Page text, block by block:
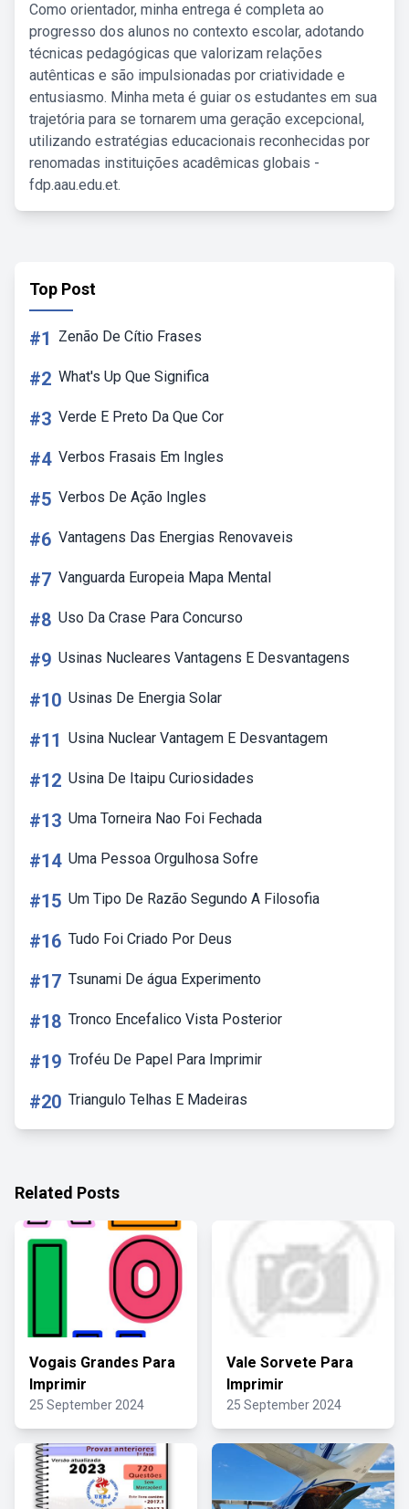
Como orientador, minha entrega é completa ao
progresso dos alunos no contexto escolar, adotando
técnicas pedagógicas que valorizam relações
autênticas e são impulsionadas por criatividade e
entusiasmo. Minha meta é guiar os estudantes em sua
trajetória para se tornarem uma geração excepcional,
utilizando estratégias educacionais reconhecidas por
renomadas instituições acadêmicas globais -
fdp.aau.edu.et.
Top Post
#1 Zenão De Cítio Frases
#2 What's Up Que Significa
#3 Verde E Preto Da Que Cor
#4 Verbos Frasais Em Ingles
#5 Verbos De Ação Ingles
#6 Vantagens Das Energias Renovaveis
#7 Vanguarda Europeia Mapa Mental
#8 Uso Da Crase Para Concurso
#9 Usinas Nucleares Vantagens E Desvantagens
#10 Usinas De Energia Solar
#11 Usina Nuclear Vantagem E Desvantagem
#12 Usina De Itaipu Curiosidades
#13 Uma Torneira Nao Foi Fechada
#14 Uma Pessoa Orgulhosa Sofre
#15 Um Tipo De Razão Segundo A Filosofia
#16 Tudo Foi Criado Por Deus
#17 Tsunami De água Experimento
#18 Tronco Encefalico Vista Posterior
#19 Troféu De Papel Para Imprimir
#20 Triangulo Telhas E Madeiras
Related Posts
Vogais Grandes Para
Imprimir
25 September 2024
Vale Sorvete Para
Imprimir
25 September 2024